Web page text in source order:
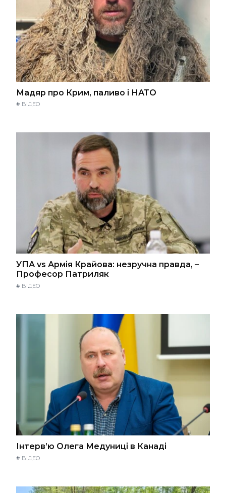
Мадяр про Крим, паливо і НАТО
# ВІДЕО
УПА vs Армія Крайова: незручна правда, –
Професор Патриляк
# ВІДЕО
Інтерв’ю Олега Медуниці в Канаді
# ВІДЕО